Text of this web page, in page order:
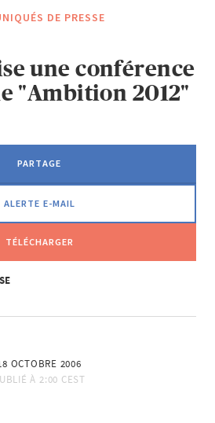
DE PRESSE
une conférence
"Ambition 2012"
PARTAGE
ALERTE E-MAIL
TÉLÉCHARGER
OCTOBRE 2006
À 2:00 CEST